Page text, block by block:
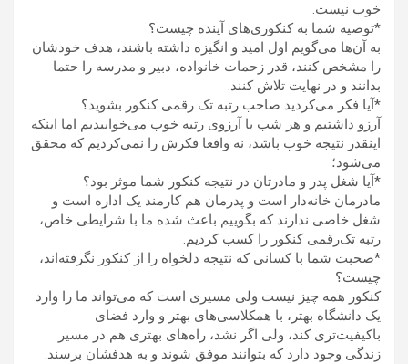
خوب نیست.
*توصیه شما به کنکوری‌های آینده چیست؟
به آن‌ها می‌گویم اول امید و انگیزه داشته باشند، هدف خودشان
را مشخص کنند، قدر زحمات خانواده، دبیر و مدرسه را حتما
بدانند و در نهایت تلاش کنند.
*آیا فکر می‌کردید صاحب رتبه تک رقمی کنکور بشوید؟
آرزو داشتیم و هر شب با آرزوی رتبه خوب می‌خوابیدیم اما اینکه
اینقدر نتیجه خوب باشد، نه واقعا فکرش را نمی‌کردیم که محقق
می‌شود؛
*آیا شغل پدر و مادرتان در نتیجه کنکور شما موثر بود؟
مادرمان خانه‌دار است و پدرمان هم کارمند یک اداره است و
شغل خاصی ندارند که بگوییم باعث شده ما با شرایطی خاص،
رتبه تک‌رقمی کنکور را کسب کردیم.
*صحبت شما با کسانی که نتیجه دلخواه را از کنکور نگرفته‌اند،
چیست؟
کنکور همه چیز نیست ولی مسیری است که می‌تواند ما را وارد
یک دانشگاه بهتر، با همکلاسی‌های بهتر و وارد فضای
باکیفیت‌تری کند، ولی اگر نشد، راه‌های بهتری هم در مسیر
زندگی وجود دارد که بتوانند موفق شوند و به هدفشان برسند.